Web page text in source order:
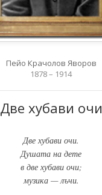
Пейо Крачолов Яворов
1878 – 1914
Две хубави очи
Две хубави очи.
Душата на дете
в две хубави очи;
музика — лъчи.